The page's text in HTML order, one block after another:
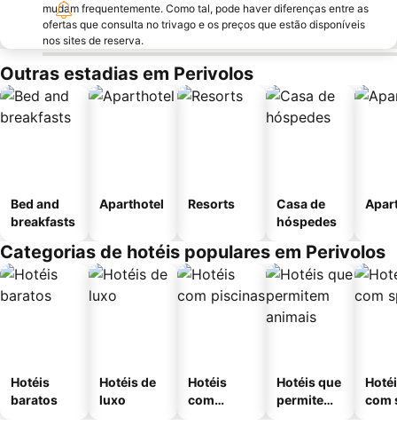
mudam frequentemente. Como tal, pode haver diferenças entre as
ofertas que consulta no trivago e os preços que estão disponíveis
nos sites de reserva.
Outras estadias em Perivolos
Bed and
breakfasts
Aparthotel Resorts
Casa de
hóspedes
Categorias de hotéis populares em Perivolos
Hotéis
baratos
Hotéis de
luxo
Hotéis
com
Hotéis que
permitem
com